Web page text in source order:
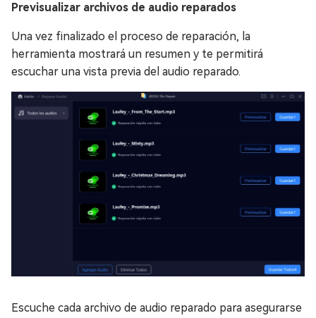
Previsualizar archivos de audio reparados
Una vez finalizado el proceso de reparación, la
herramienta mostrará un resumen y te permitirá
escuchar una vista previa del audio reparado.
Escuche cada archivo de audio reparado para asegurarse